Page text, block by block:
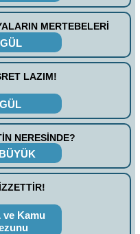
MERTEBELERİ
LAZIM!
NERESİNDE?
ve Kamu